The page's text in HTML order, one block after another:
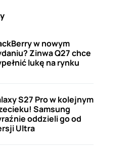
w nowym
Zinwa Q27 chce
lukę na rynku
S27 Pro w kolejnym
Samsung
oddzieli go od
Ultra